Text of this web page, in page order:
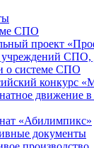
СПО
проект
СПО,
о системе СПО
конкурс
движение в
«Абилимпикс»
документы